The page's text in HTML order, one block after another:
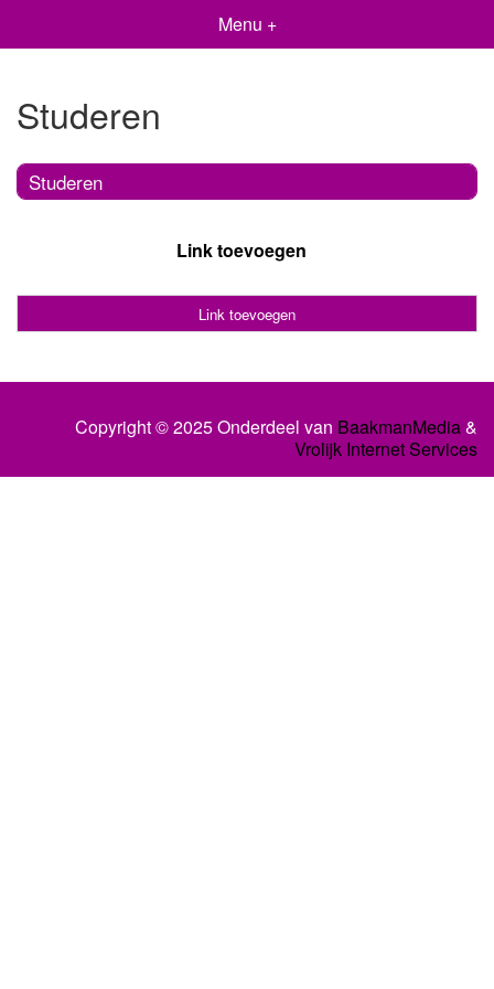
Menu +
Studeren
Studeren
Link toevoegen
Link toevoegen
Copyright © 2025 Onderdeel van BaakmanMedia&
Vrolijk Internet Services